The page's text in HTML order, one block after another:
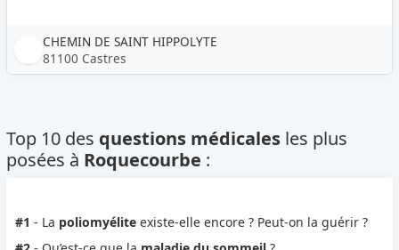
CHEMIN DE SAINT HIPPOLYTE
81100 Castres
Top 10 des questions médicales les plus
posées à Roquecourbe :
#1 - La poliomyéliteexiste-elle encore ? Peut-on la guérir ?